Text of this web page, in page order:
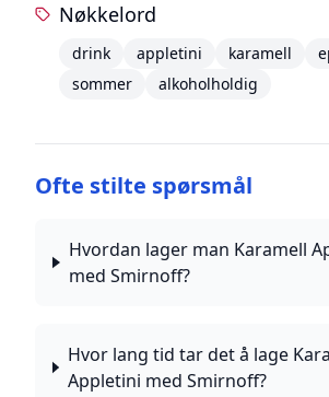
Nøkkelord
drink appletini karamell
sommer
alkoholholdig
Ofte stilte spørsmål
Hvordan lager man Karamell
med Smirnoff?
Hvor lang tid tar det å lage
Appletini med Smirnoff?